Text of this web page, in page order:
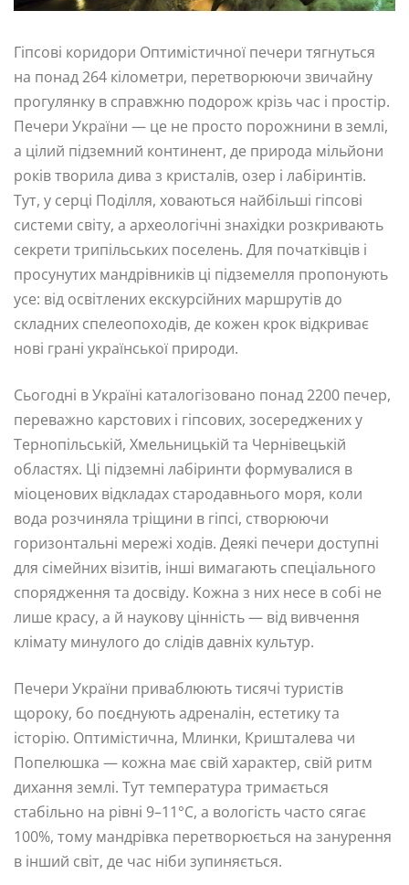
Гіпсові коридори Оптимістичної печери тягнуться
на понад 264 кілометри, перетворюючи звичайну
прогулянку в справжню подорож крізь час і простір.
Печери України — це не просто порожнини в землі,
а цілий підземний континент, де природа мільйони
років творила дива з кристалів, озер і лабіринтів.
Тут, у серці Поділля, ховаються найбільші гіпсові
системи світу, а археологічні знахідки розкривають
секрети трипільських поселень. Для початківців і
просунутих мандрівників ці підземелля пропонують
усе: від освітлених екскурсійних маршрутів до
складних спелеопоходів, де кожен крок відкриває
нові грані української природи.
Сьогодні в Україні каталогізовано понад 2200 печер,
переважно карстових і гіпсових, зосереджених у
Тернопільській, Хмельницькій та Чернівецькій
областях. Ці підземні лабіринти формувалися в
міоценових відкладах стародавнього моря, коли
вода розчиняла тріщини в гіпсі, створюючи
горизонтальні мережі ходів. Деякі печери доступні
для сімейних візитів, інші вимагають спеціального
спорядження та досвіду. Кожна з них несе в собі не
лише красу, а й наукову цінність — від вивчення
клімату минулого до слідів давніх культур.
Печери України приваблюють тисячі туристів
щороку, бо поєднують адреналін, естетику та
історію. Оптимістична, Млинки, Кришталева чи
Попелюшка — кожна має свій характер, свій ритм
дихання землі. Тут температура тримається
стабільно на рівні 9–11°C, а вологість часто сягає
100%, тому мандрівка перетворюється на занурення
в інший світ, де час ніби зупиняється.